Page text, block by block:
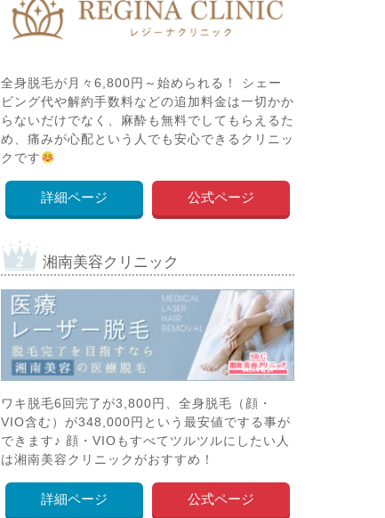
全身脱毛が月々6,800円～始められる！ シェー
ビング代や解約手数料などの追加料金は一切かか
らないだけでなく、麻酔も無料でしてもらえるた
め、痛みが心配という人でも安心できるクリニッ
クです
詳細ページ 公式ページ
湘南美容クリニック
ワキ脱毛6回完了が3,800円、全身脱毛（顔・
VIO含む）が348,000円という最安値でする事が
できます♪ 顔・VIOもすべてツルツルにしたい人
は湘南美容クリニックがおすすめ！
詳細ページ 公式ページ